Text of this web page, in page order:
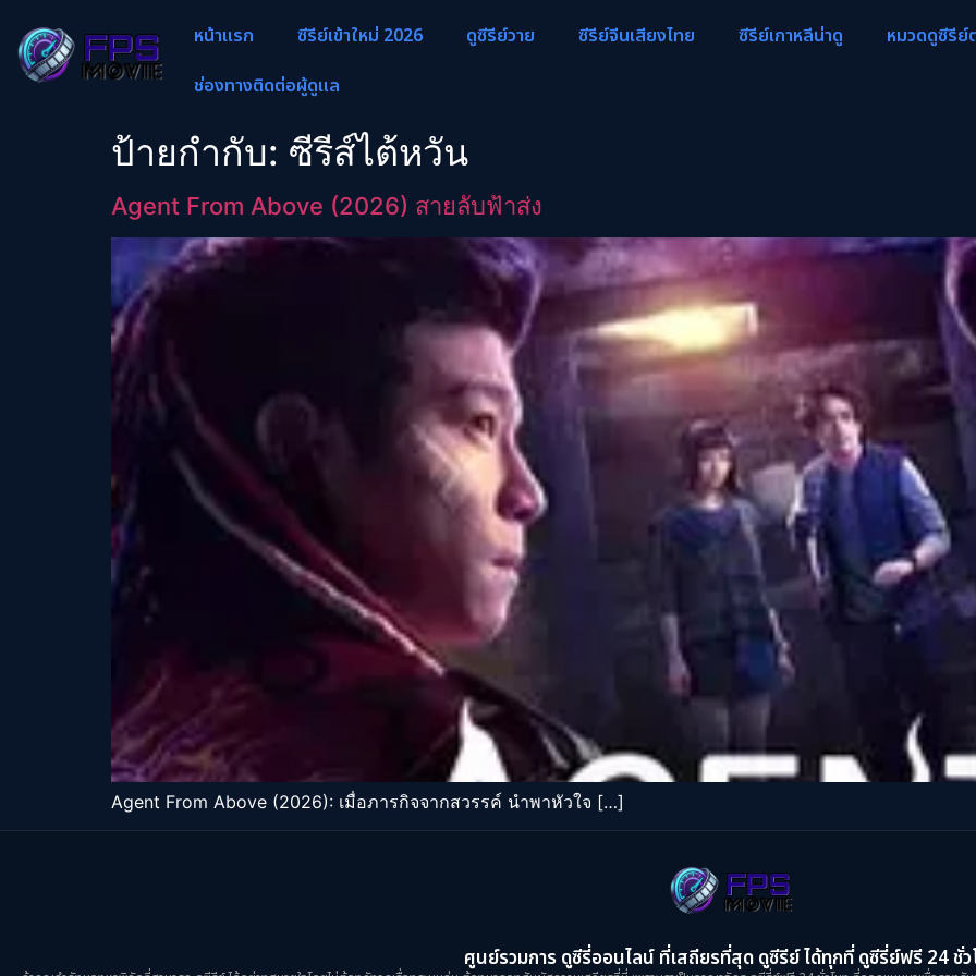
หน้าแรก ซีรีย์เข้าใหม่ 2026 ดูซีรีย์วาย ซีรีย์จีนเสียงไทย ซีรีย์เกาหลีน่าดู
หมวดดูซีรีย์
ช่องทางติดต่อผู้ดูแล
ป้ายกำกับ: ซีรีส์ไต้หวัน
Agent From Above (2026) สายลับฟ้าส่ง
Agent From Above (2026): เมื่อภารกิจจากสวรรค์ นำพาหัวใจ […]
ศูนย์รวมการ ดูซีรี่ออนไลน์ ที่เสถียรที่สุด ดูซีรีย์ ได้ทุกที่ ดูซีรี่ย์ฟรี 24 ชั่ว